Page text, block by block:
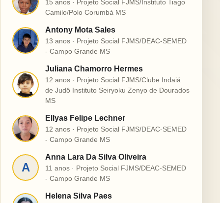
15 anos · Projeto Social FJMS/Instituto Tiago
Camilo/Polo Corumbá MS
A
Antony Mota Sales
13 anos · Projeto Social FJMS/DEAC-SEMED
- Campo Grande MS
J
Juliana Chamorro Hermes
12 anos · Projeto Social FJMS/Clube Indaiá
de Judô Instituto Seiryoku Zenyo de Dourados
MS
E
Ellyas Felipe Lechner
12 anos · Projeto Social FJMS/DEAC-SEMED
- Campo Grande MS
A
Anna Lara Da Silva Oliveira
11 anos · Projeto Social FJMS/DEAC-SEMED
- Campo Grande MS
Helena Silva Paes